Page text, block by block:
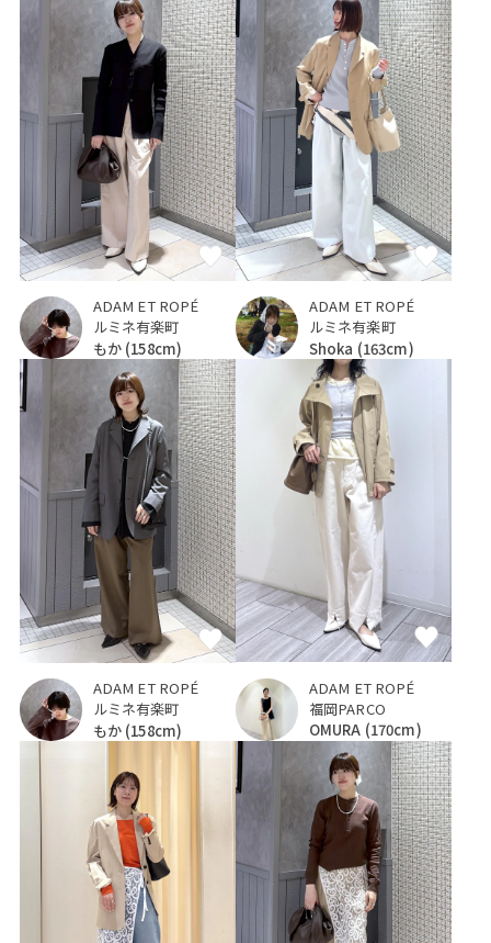
ADAM ET ROPÉ
ルミネ有楽町
もか (158cm)
ADAM ET ROPÉ
ルミネ有楽町
Shoka (163cm)
ADAM ET ROPÉ
ルミネ有楽町
もか (158cm)
ADAM ET ROPÉ
福岡PARCO
OMURA (170cm)